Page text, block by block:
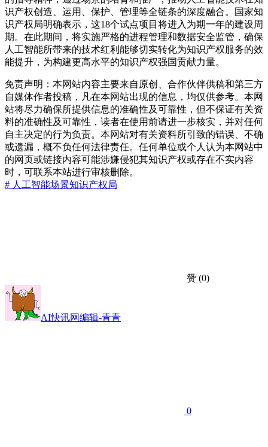
识产权创造、运用、保护、管理等全链条的深度融合。国家知
识产权局明确表示，这18个试点项目将进入为期一年的建设周
期。在此期间，将实施严格的进程管理和数据安全监管，确保
人工智能所带来的技术红利能够切实转化为知识产权服务的效
能提升，为构建更高水平的知识产权强国贡献力量。
免责声明：本网站内容主要来自原创、合作伙伴供稿和第三方
自媒体作者投稿，凡在本网站出现的信息，均仅供参考。本网
站将尽力确保所提供信息的准确性及可靠性，但不保证有关资
料的准确性及可靠性，读者在使用前请进一步核实，并对任何
自主决定的行为负责。本网站对有关资料所引致的错误、不确
或遗漏，概不负任何法律责任。任何单位或个人认为本网站中
的网页或链接内容可能涉嫌侵犯其知识产权或存在不实内容
时，可联系本站进行审核删除。
# 人工智能场景知识产权局
赞 (0)
AI快讯网编辑-青青
0